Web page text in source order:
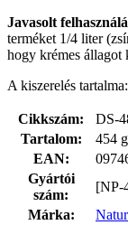
Javasolt
terméket 1/4 liter
hogy krémes állagot
A kiszerelés
Cikkszám:
DS-
Tartalom:
454 g
EAN:
Gyártói
szám:
[NP-
Márka: